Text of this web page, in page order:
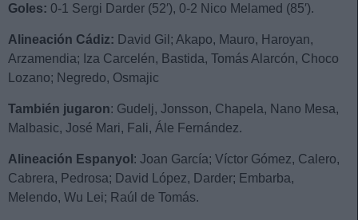
Goles: 0-1 Sergi Darder (52′), 0-2 Nico Melamed (85′).
Alineación Cádiz: David Gil; Akapo, Mauro, Haroyan,
Arzamendia; Iza Carcelén, Bastida, Tomás Alarcón, Choco
Lozano; Negredo, Osmajic
También jugaron: Gudelj, Jonsson, Chapela, Nano Mesa,
Malbasic, José Mari, Fali, Ále Fernández.
Alineación Espanyol : Joan García; Víctor Gómez, Calero,
Cabrera, Pedrosa; David López, Darder; Embarba,
Melendo, Wu Lei; Raúl de Tomás.